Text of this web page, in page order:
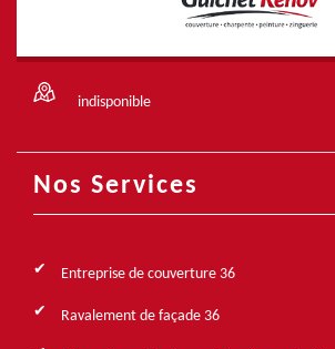
indisponible
Nos Services
Entreprise de couverture 36
Ravalement de façade 36